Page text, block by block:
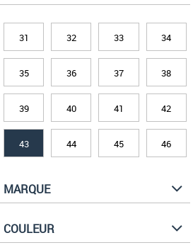
31 32 33 34
35 36 37 38
39 40 41 42
43 44 45 46
MARQUE
COULEUR